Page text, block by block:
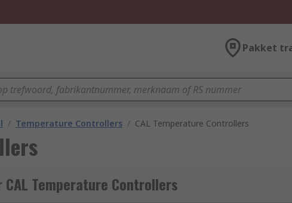
Pakket
/ Temperature Controllers / CAL Temperature Controllers
Temperature Controllers